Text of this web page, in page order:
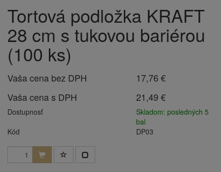
Tortová podložka KRAFT
28 cm s tukovou bariérou
(100 ks)
Vaša cena bez DPH
17,76 €
Vaša cena s DPH
21,49 €
Dostupnosť
Skladom: posledných 5
bal
Kód
DP03